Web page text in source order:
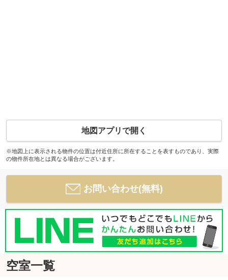
地図アプリで開く
※地図上に表示される物件の位置は付近住所に所在することを表すものであり、実際
の物件所在地とは異なる場合がございます。
お問い合わせ(無料)
空室一覧